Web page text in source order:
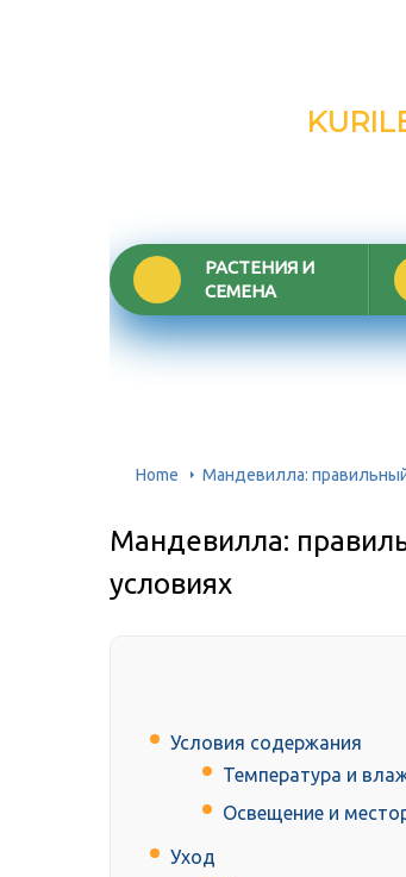
РАСТЕНИЯ И
СЕМЕНА
Home Мандевилла:
Мандевилла:
условиях
Условия содержания
Температура и
Освещение и
Уход